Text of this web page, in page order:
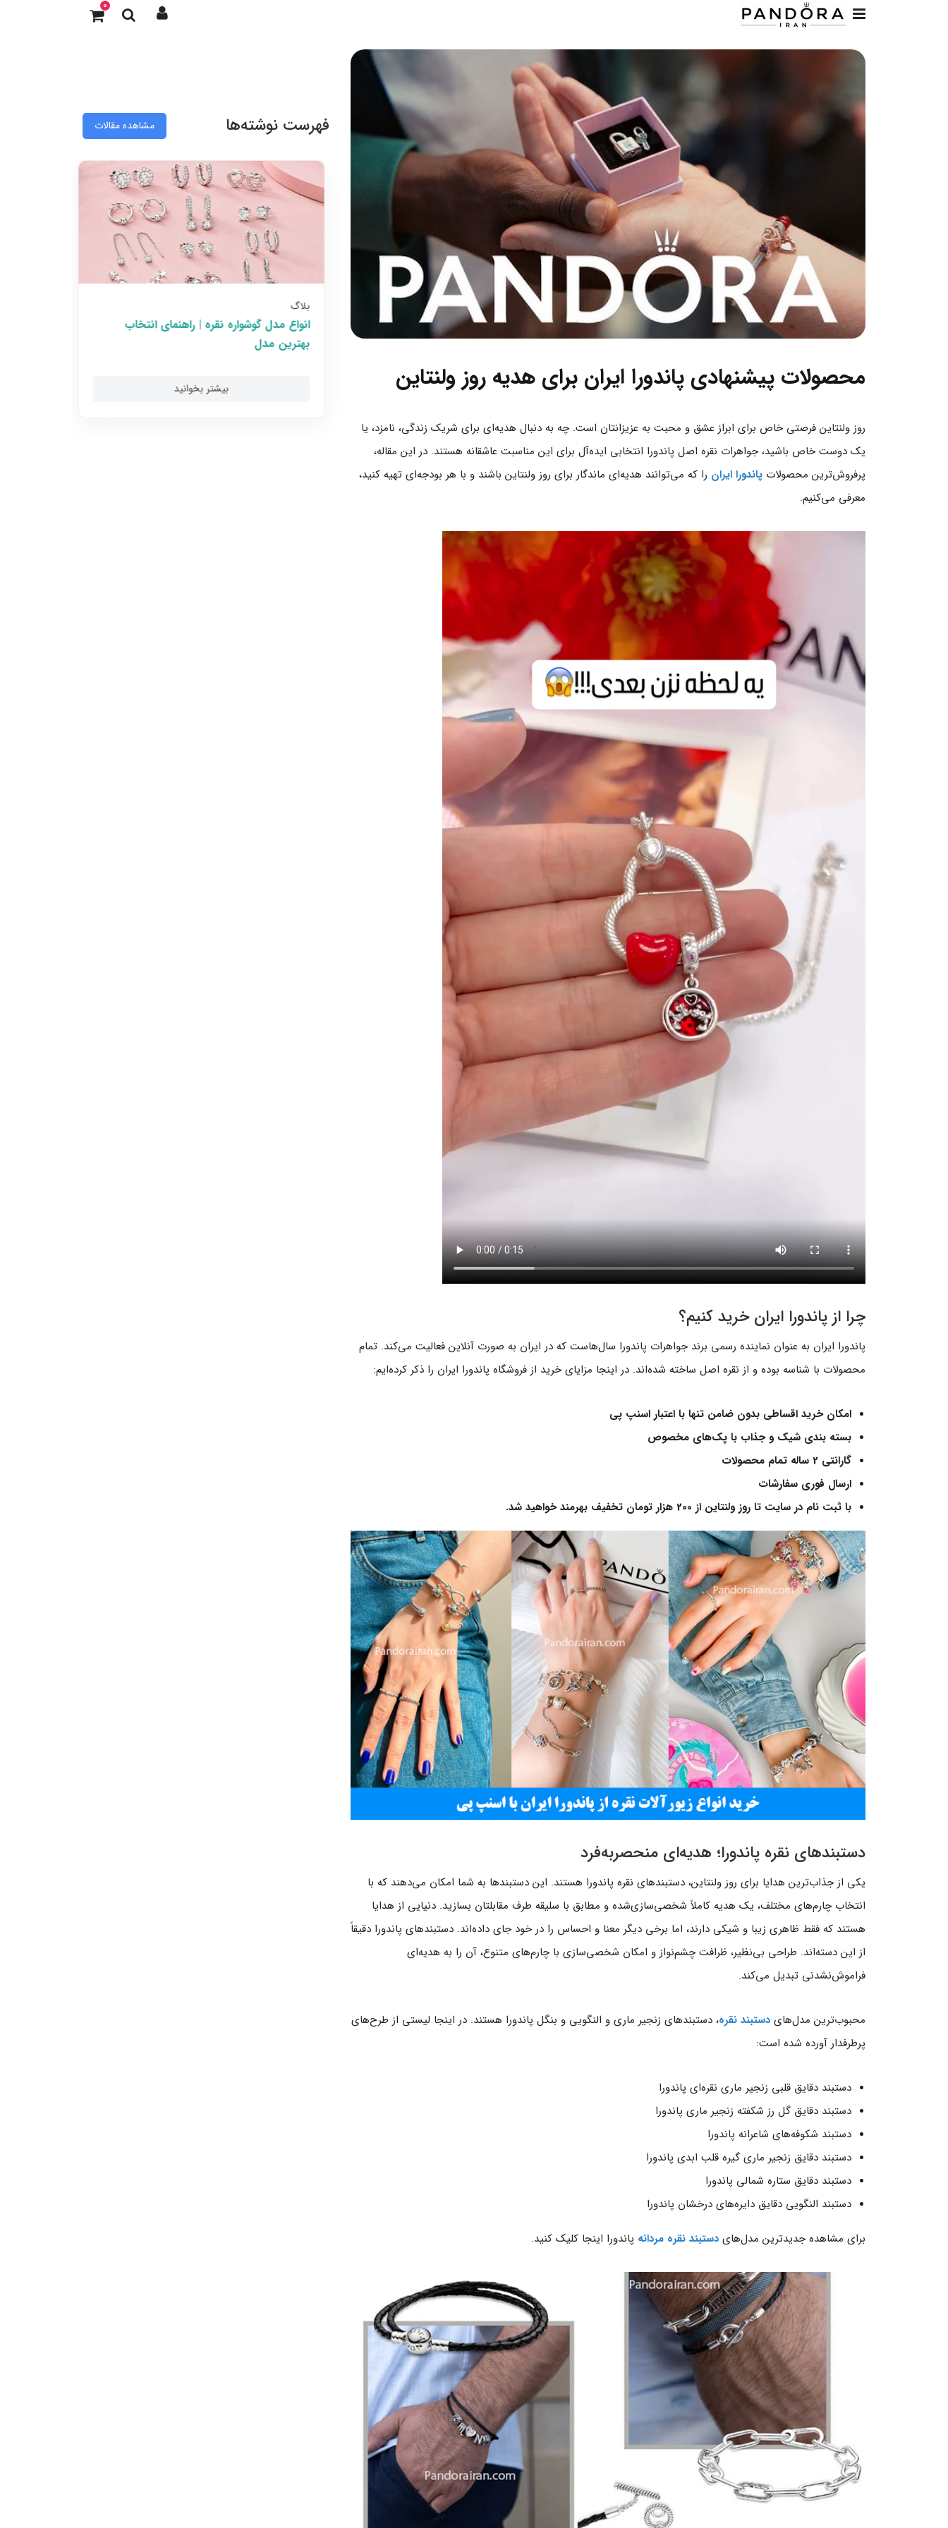
0
محصولات پیشنهادی پاندورا ایران برای هدیه روز ولنتاین
روز ولنتاین فرصتی خاص برای ابراز عشق و محبت به عزیزانتان است. چه به دنبال هدیه‌ای برای شریک زندگی، نامزد، یا
یک دوست خاص باشید، جواهرات نقره اصل پاندورا انتخابی ایده‌آل برای این مناسبت عاشقانه هستند. در این مقاله،
پرفروش‌ترین محصولات پاندورا ایران را که می‌توانند هدیه‌ای ماندگار برای روز ولنتاین باشند و با هر بودجه‌ای تهیه کنید،
معرفی می‌کنیم.
چرا از پاندورا ایران خرید کنیم؟
پاندورا ایران به عنوان نماینده رسمی برند جواهرات پاندورا سال‌هاست که در ایران به صورت آنلاین فعالیت می‌کند. تمام
محصولات با شناسه بوده و از نقره اصل ساخته شده‌اند. در اینجا مزایای خرید از فروشگاه پاندورا ایران را ذکر کرده‌ایم:
امکان خرید اقساطی بدون ضامن تنها با اعتبار اسنپ پی
بسته بندی شیک و جذاب با پک‌های مخصوص
گارانتی 2 ساله تمام محصولات
ارسال فوری سفارشات
با ثبت نام در سایت تا روز ولنتاین از 200 هزار تومان تخفیف بهرمند خواهید شد.
دستبندهای نقره پاندورا؛ هدیه‌ای منحصربه‌فرد
یکی از جذاب‌ترین هدایا برای روز ولنتاین، دستبندهای نقره پاندورا هستند. این دستبندها به شما امکان می‌دهند که با
انتخاب چارم‌های مختلف، یک هدیه کاملاً شخصی‌سازی‌شده و مطابق با سلیقه طرف مقابلتان بسازید. دنیایی از هدایا
هستند که فقط ظاهری زیبا و شیکی دارند، اما برخی دیگر معنا و احساس را در خود جای داده‌اند. دستبندهای پاندورا دقیقاً
از این دسته‌اند. طراحی بی‌نظیر، ظرافت چشم‌نواز و امکان شخصی‌سازی با چارم‌های متنوع، آن را به هدیه‌ای
فراموش‌نشدنی تبدیل می‌کند.
محبوب‌ترین مدل‌های دستبند نقره، دستبندهای زنجیر ماری و النگویی و بنگل پاندورا هستند. در اینجا لیستی از طرح‌های
پرطرفدار آورده شده است:
دستبند دقایق قلبی زنجیر ماری نقره‌ای پاندورا
دستبند دقایق گل رز شکفته زنجیر ماری پاندورا
دستبند شکوفه‌های شاعرانه پاندورا
دستبند دقایق زنجیر ماری گیره قلب ابدی پاندورا
دستبند دقایق ستاره شمالی پاندورا
دستبند النگویی دقایق دایره‌های درخشان پاندورا
برای مشاهده جدیدترین مدل‌های دستبند نقره مردانه پاندورا اینجا کلیک کنید.
فهرست نوشته‌ها مشاهده مقالات
تمیز کردن نقره پاندورا در خانه؛ روش رسمی و
ایمن
بیشتر بخوانید
بلاگ
انواع مدل گوشواره نقره | راهنمای انتخاب
بهترین مدل
بیشتر بخوانید